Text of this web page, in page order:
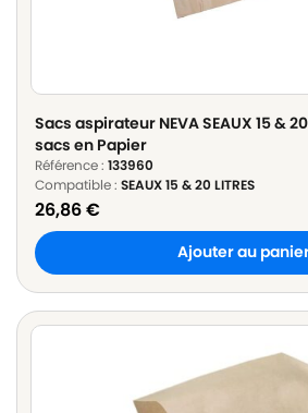
Sacs aspirateur NEVA SEAUX 15 & 20
sacs en Papier
Référence : 133960
Compatible : SEAUX 15 & 20 LITRES
26,86€
Ajouter au